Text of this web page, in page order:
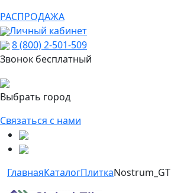
РАСПРОДАЖА
Личный кабинет
8 (800) 2-501-509
Звонок бесплатный
Выбрать город
Связаться с нами
ГлавнаяКаталогПлиткаNostrum_GT